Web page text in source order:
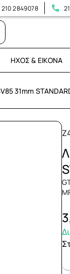
210 2849078
ΉΧΟΣ & ΕΙΚΌΝΑ
31mm